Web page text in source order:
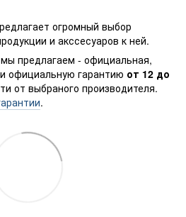
огромный выбор
и акссесуаров к ней.
предлагаем - официальная,
официальную гарантию от 12 до
от выбраного производителя.
.